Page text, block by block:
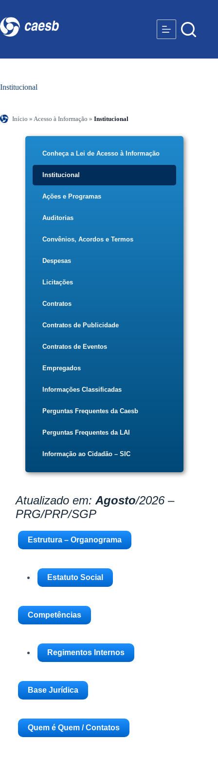
Institucional
Início » Acesso à Informação » Institucional
Conheça a Lei de Acesso à Informação
Institucional
Ações e Programas
Auditorias
Convênios, Acordos e Termos
Despesas
Licitações
Contratos
Contratos de Publicidade
Contratos de Eventos
Empregados
Informações Classificadas
Perguntas Frequentes da Caesb
Perguntas Frequentes da LAI
Informação ao Cidadão – SIC
Atualizado em:Agosto/2026–
PRG/PRP/SGP
Estrutura – Organograma
Estatuto Social
Competências
Regimentos Internos
Base Jurídica
Quem é Quem / Contatos